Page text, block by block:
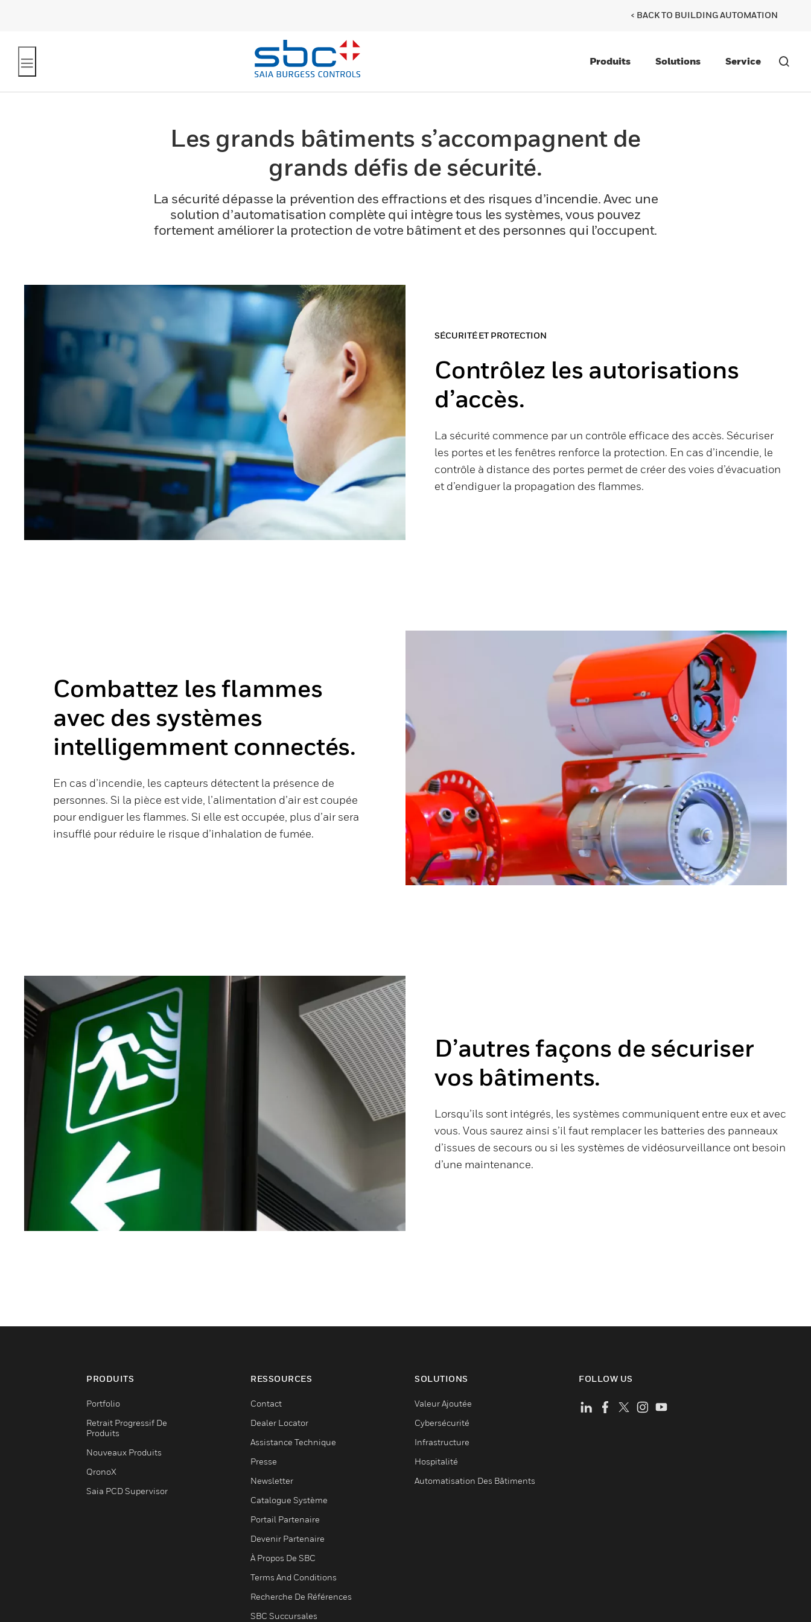
< BACK TO BUILDING AUTOMATION
Produits Solutions Service
Les grands bâtiments s’accompagnent de
grands défis de sécurité.
La sécurité dépasse la prévention des effractions et des risques d’incendie. Avec une
solution d’automatisation complète qui intègre tous les systèmes, vous pouvez
fortement améliorer la protection de votre bâtiment et des personnes qui l’occupent.
SÉCURITÉ ET PROTECTION
Contrôlez les autorisations
d’accès.
La sécurité commence par un contrôle efficace des accès. Sécuriser
les portes et les fenêtres renforce la protection. En cas d’incendie, le
contrôle à distance des portes permet de créer des voies d’évacuation
et d’endiguer la propagation des flammes.
Combattez les flammes
avec des systèmes
intelligemment connectés.
En cas d’incendie, les capteurs détectent la présence de
personnes. Si la pièce est vide, l’alimentation d’air est coupée
pour endiguer les flammes. Si elle est occupée, plus d’air sera
insufflé pour réduire le risque d’inhalation de fumée.
D’autres façons de sécuriser
vos bâtiments.
Lorsqu’ils sont intégrés, les systèmes communiquent entre eux et avec
vous. Vous saurez ainsi s’il faut remplacer les batteries des panneaux
d’issues de secours ou si les systèmes de vidéosurveillance ont besoin
d’une maintenance.
PRODUITS
Portfolio
Retrait Progressif De
Produits
Nouveaux Produits
QronoX
Saia PCD Supervisor
RESSOURCES
Contact
Dealer Locator
Assistance Technique
Presse
Newsletter
Catalogue Système
Portail Partenaire
Devenir Partenaire
À Propos De SBC
Terms And Conditions
Recherche De Références
SBC Succursales
SOLUTIONS
Valeur Ajoutée
Cybersécurité
Infrastructure
Hospitalité
Automatisation Des Bâtiments
FOLLOW US